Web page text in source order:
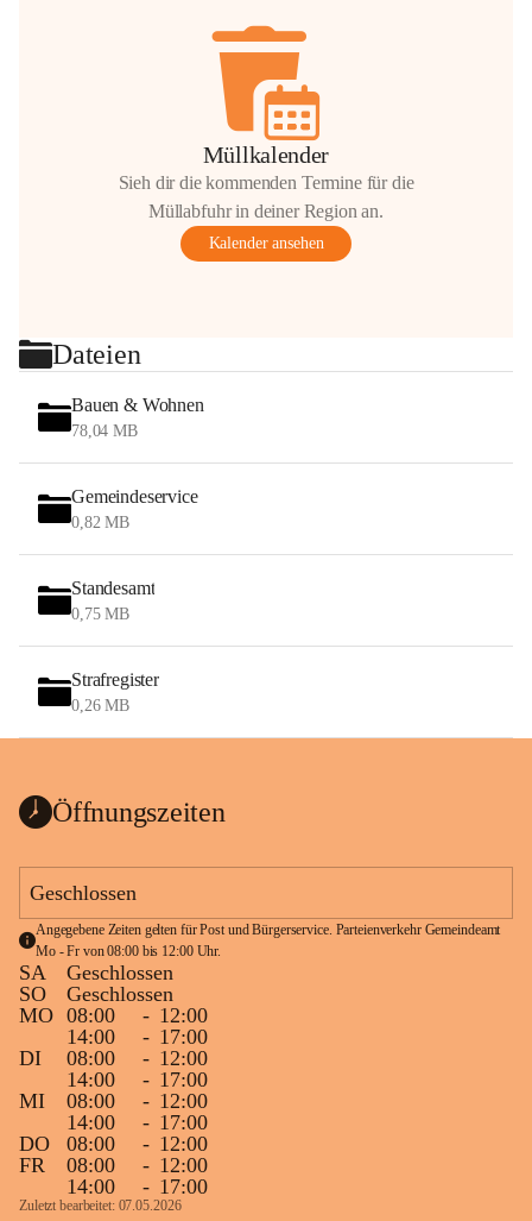
Müllkalender
Sieh dir die kommenden Termine für die
Müllabfuhr in deiner Region an.
Kalender ansehen
Dateien
Bauen & Wohnen
78,04 MB
Gemeindeservice
0,82 MB
Standesamt
0,75 MB
Strafregister
0,26 MB
Öffnungszeiten
Geschlossen
Angegebene Zeiten gelten für Post und Bürgerservice. Parteienverkehr Gemeindeamt
Mo - Fr von 08:00 bis 12:00 Uhr.
SA
Geschlossen
SO
Geschlossen
MO 08:00 - 12:00
14:00
- 17:00
DI
08:00 - 12:00
14:00
- 17:00
MI
08:00 - 12:00
14:00
- 17:00
DO
08:00 - 12:00
FR
08:00 - 12:00
14:00
- 17:00
Zuletzt bearbeitet: 07.05.2026